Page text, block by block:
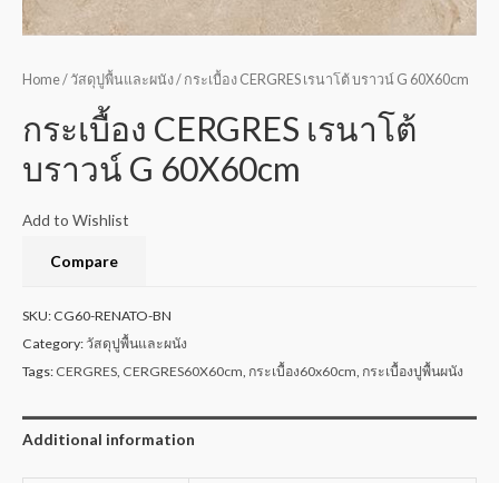
Home/ วัสดุปูพื้นและผนัง/ กระเบื้อง CERGRES เรนาโต้ บราวน์ G 60X60cm
กระเบื้อง CERGRES เรนาโต้
บราวน์ G 60X60cm
Add to Wishlist
Compare
SKU: CG60-RENATO-BN
Category:วัสดุปูพื้นและผนัง
Tags: CERGRES CERGRES60X60cm กระเบื้อง60x60cm กระเบื้องปูพื้นผนัง
Additional information